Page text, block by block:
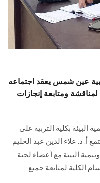
عين شمس يعقد اجتماعه
الرابع في العام الجامعي 2022-2023 لمناقشة ومتابعة إنجازات
بكلية التربية على
أ. د. علاء الدين عبد الحليم
البيئة مع أعضاء لجنة
الكلية لمتابعة جميع